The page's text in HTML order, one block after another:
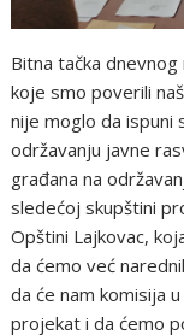
Bitna tačka
koje smo poverili
nije moglo da ispuni
održavanju javne
građana na
sledećoj skupštini
Opštini Lajkovac,
da ćemo već
da će nam komisija
projekat i da ćemo